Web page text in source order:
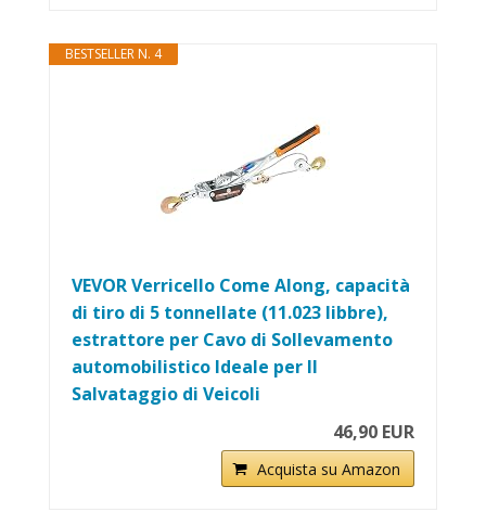
BESTSELLER N. 4
VEVOR Verricello Come Along, capacità
di tiro di 5 tonnellate (11.023 libbre),
estrattore per Cavo di Sollevamento
automobilistico Ideale per Il
Salvataggio di Veicoli
46,90 EUR
Acquista su Amazon